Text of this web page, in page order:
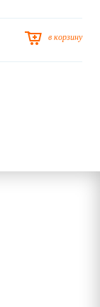
в корзину